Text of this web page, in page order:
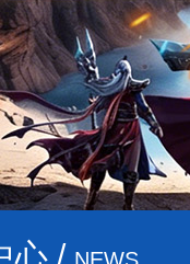
心 /